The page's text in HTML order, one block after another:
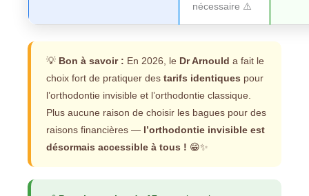
nécessaire ⚠️
💡 Bon à savoir : En 2026, le Dr Arnould a fait le
choix fort de pratiquer des tarifs identiques pour
l’orthodontie invisible et l’orthodontie classique.
Plus aucune raison de choisir les bagues pour des
raisons financières — l’orthodontie invisible est
désormais accessible à tous ! 😁✨